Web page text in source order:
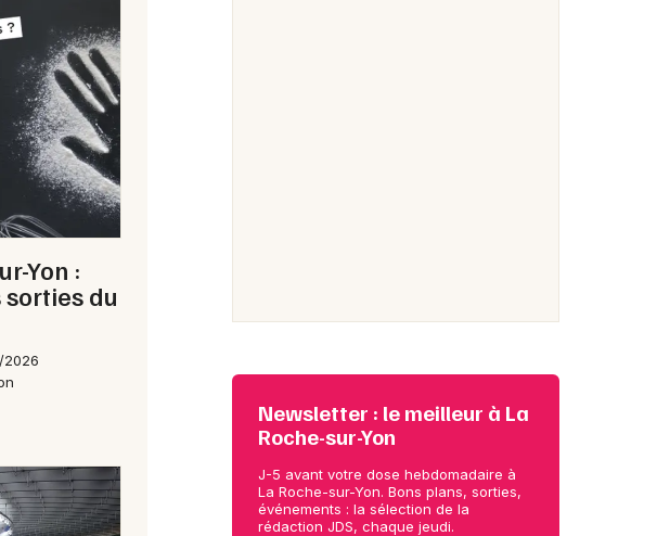
Yon :
sorties du
Newsletter : le meilleur à La
Roche-sur-Yon
J-5 avant votre dose hebdomadaire à
La Roche-sur-Yon. Bons plans, sorties,
événements : la sélection de la
rédaction JDS, chaque jeudi.